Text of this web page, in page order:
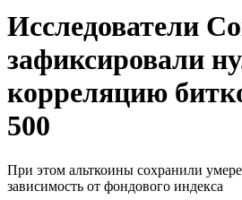
Исследователи
зафиксировали
корреляцию
500
При этом альткоины сохранили
зависимость от фондового индекса